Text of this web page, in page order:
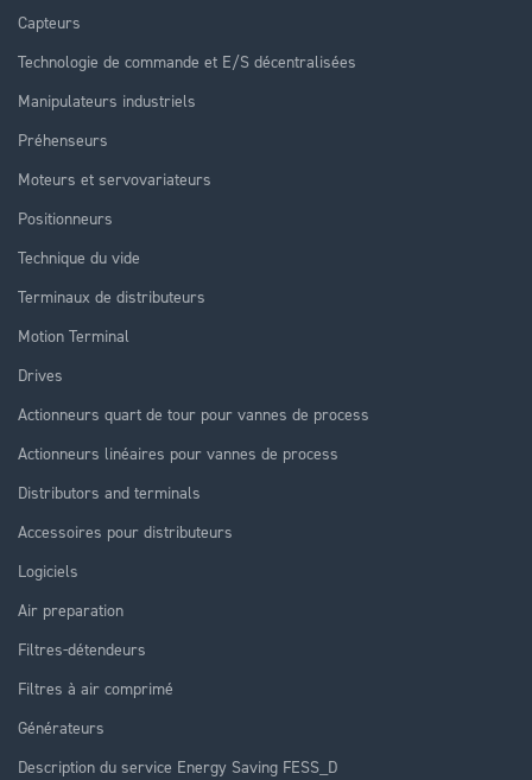
Capteurs
Technologie de commande et E/S décentralisées
Manipulateurs industriels
Préhenseurs
Moteurs et servovariateurs
Positionneurs
Technique du vide
Terminaux de distributeurs
Motion Terminal
Drives
Actionneurs quart de tour pour vannes de process
Actionneurs linéaires pour vannes de process
Distributors and terminals
Accessoires pour distributeurs
Logiciels
Air preparation
Filtres-détendeurs
Filtres à air comprimé
Générateurs
Description du service Energy Saving FESS_D